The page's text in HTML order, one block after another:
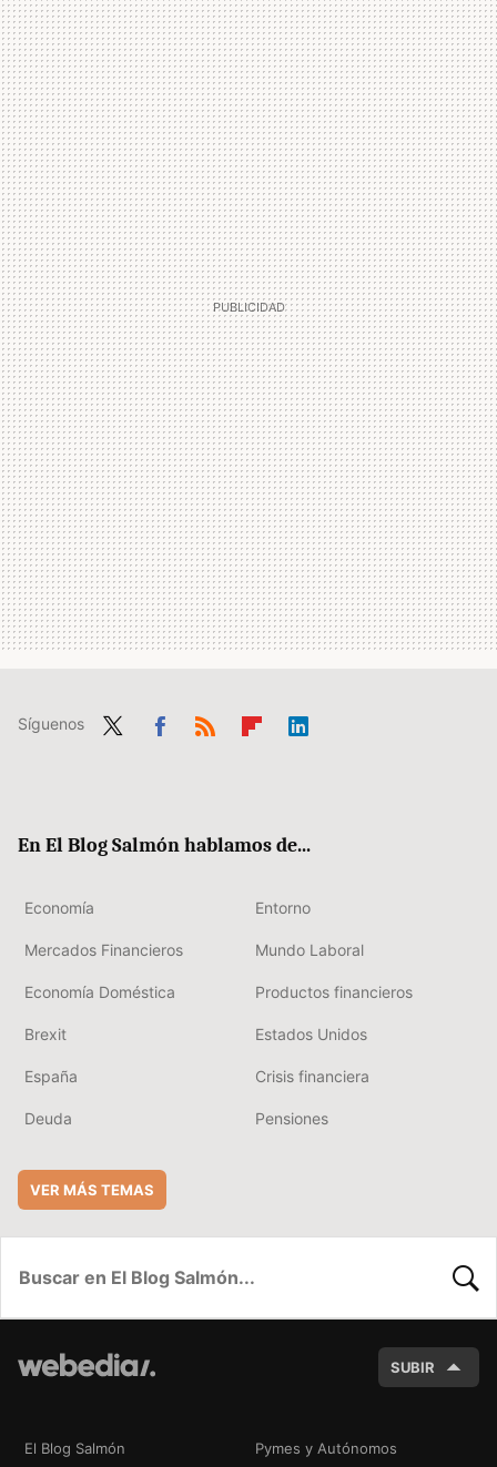
Síguenos
En El Blog Salmón hablamos de...
Economía Entorno
Mercados Financieros Mundo Laboral
Economía Doméstica Productos financieros
Brexit Estados Unidos
España Crisis financiera
Deuda Pensiones
VER MÁS TEMAS
SUBIR
El Blog Salmón Pymes y Autónomos